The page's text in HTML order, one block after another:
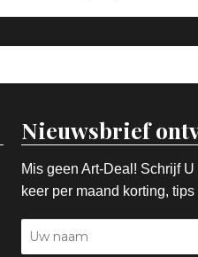
Nieuwsbrief
Mis geen Art-Deal! Schrijf
keer per maand korting,